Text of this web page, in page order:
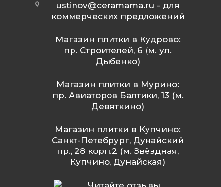
ustinov@ceramama.ru - для
коммерческих предложений
Магазин плитки в Кудрово:
пр. Строителей, 6 (м. ул.
Дыбенко)
Магазин плитки в Мурино:
пр. Авиаторов Балтики, 13 (м.
Девяткино)
Магазин плитки в Купчино:
Санкт-Петебрург, Дунайский
пр., 28 корп.2 (м. Звёздная,
Купчино, Дунайская)